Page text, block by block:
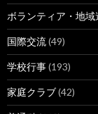
ボランティア・地域
国際交流(49)
学校行事(193)
家庭クラブ(42)